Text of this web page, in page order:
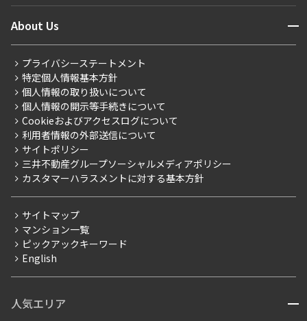
新着募集情報
こだわりから探す
こだわり一覧
プレミアムマンション
新築
当社限定（港区・渋谷区）
当社限定（港区・渋谷区以外）
三井不動産企画
賃料改定
フリーレント
ペット可
ブランドマンション
住まいのコラム
会員ページ
ご入居・提携サービス
お部屋探しからご契約まで
よくあるご質問
社宅紹介
【仲介会社様向け】当社仲介事業部取り扱い物件入居申込
About Us 開閉
会社情報
事業案内
採用情報
ニュースリリース
お問い合わせ
プライバシーステートメント
特定個人情報基本方針
個人情報の取り扱いについて
個人情報の開示等手続きについて
Cookieおよびアクセスログについて
利用者情報の外部送信について
サイトポリシー
三井不動産グループソーシャルメディアポリシー
カスタマーハラスメントに対する基本方針
サイトマップ
マンション一覧
ピックアックキーワード
English
人気エリア 開閉